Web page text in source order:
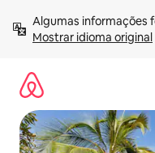
para
Mostrar idioma original